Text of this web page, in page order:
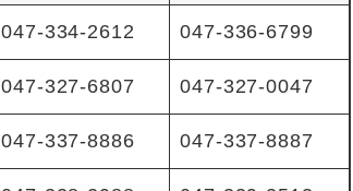
047-334-2612 047-336-6799
047-327-6807 047-327-0047
047-337-8886 047-337-8887